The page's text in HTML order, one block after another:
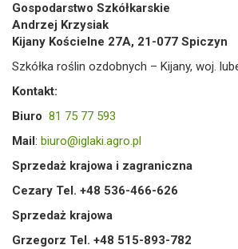
Gospodarstwo Szkółkarskie
Andrzej Krzysiak
Kijany Kościelne 27A, 21-077 Spiczyn
Szkółka roślin ozdobnych – Kijany, woj.
Kontakt:
Biuro 81 75 77 593
Mail: biuro@iglaki.agro.pl
Sprzedaż krajowa i zagraniczna
Cezary Tel. +48 536-466-626
Sprzedaż krajowa
Grzegorz Tel. +48 515-893-782